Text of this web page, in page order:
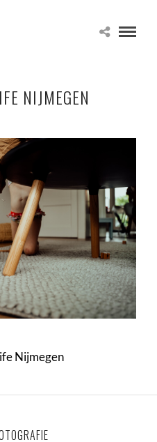
NIJMEGEN
Nijmegen